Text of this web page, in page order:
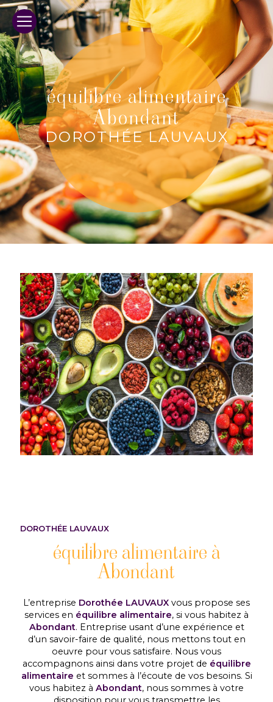
équilibre alimentaire
Abondant
DOROTHÉE LAUVAUX
DOROTHÉE LAUVAUX
équilibre alimentaire à
Abondant
L’entreprise Dorothée LAUVAUX vous propose ses
services en équilibre alimentaire, si vous habitez à
Abondant. Entreprise usant d’une expérience et
d’un savoir-faire de qualité, nous mettons tout en
oeuvre pour vous satisfaire. Nous vous
accompagnons ainsi dans votre projet de équilibre
alimentaire et sommes à l’écoute de vos besoins. Si
vous habitez à Abondant, nous sommes à votre
Panneau de gestion des cookies